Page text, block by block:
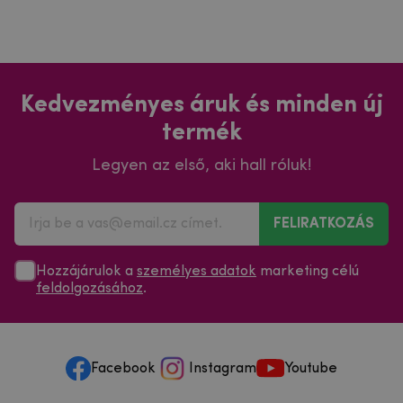
Kedvezményes áruk és minden új
termék
Legyen az első, aki hall róluk!
FELIRATKOZÁS
Hozzájárulok a személyes adatok marketing célú
feldolgozásához.
Facebook Instagram Youtube